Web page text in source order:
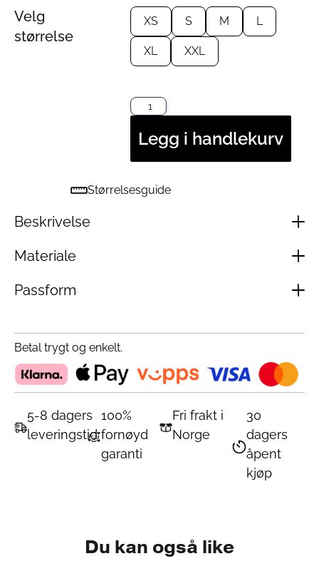
Velg
størrelse
Størrelsesguide
XS S M L
XL XXL
Legg i handlekurv
Beskrivelse
Materiale
Passform
Betal trygt og enkelt.
5-8 dagers
leveringstid
100%
fornøyd
garanti
Fri frakt i
Norge
30
dagers
åpent
kjøp
Du kan også like